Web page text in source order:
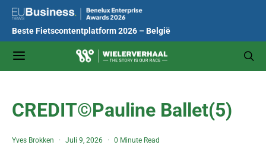
Beste Fietscontentplatform 2026 – België
CREDIT©Pauline Ballet(5)
Yves Brokken Juli 9, 2026 0 Minute Read